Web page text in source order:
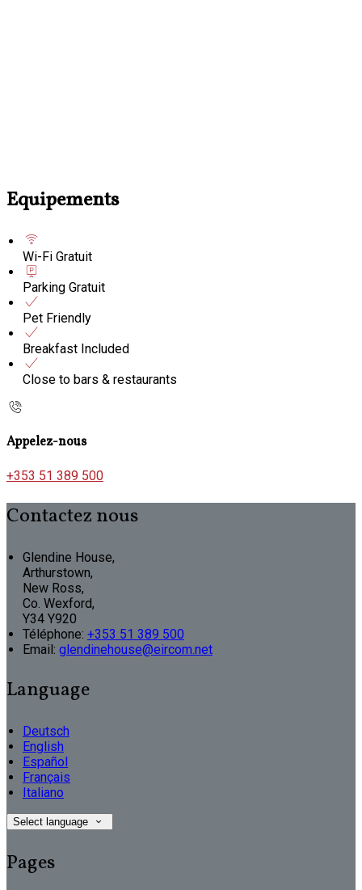
Equipements
Wi-Fi Gratuit
Parking Gratuit
Pet Friendly
Breakfast Included
Close to bars & restaurants
Appelez-nous
+353 51 389 500
Contactez nous
Glendine House,
Arthurstown,
New Ross,
Co. Wexford,
Y34 Y920
Téléphone: +353 51 389 500
Email: glendinehouse@eircom.net
Language
Deutsch
English
Español
Français
Italiano
Select language
Pages